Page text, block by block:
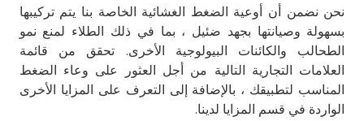
نحن نضمن أن أوعية الضغط الغشائية الخاصة بنا يتم تركيبها
بسهولة وصيانتها بجهد ضئيل ، بما في ذلك الطلاء لمنع نمو
الطحالب والكائنات البيولوجية الأخرى. تحقق من قائمة
العلامات التجارية التالية من أجل العثور على وعاء الضغط
المناسب لتطبيقك ، بالإضافة إلى التعرف على المزايا الأخرى
الواردة في قسم المزايا لدينا.